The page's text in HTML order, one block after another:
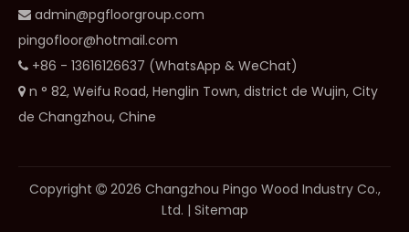
 admin@pgfloorgroup.com
pingofloor@hotmail.com
 +86 - 13616126637 (WhatsApp & WeChat)
 n ° 82, Weifu Road, Henglin Town, district de Wujin, City
de Changzhou, Chine
Copyright  2026 Changzhou Pingo Wood Industry Co.,
Ltd. | Sitemap